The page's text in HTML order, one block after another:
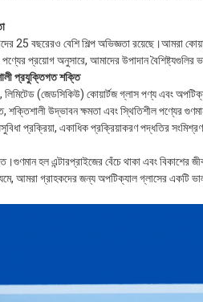
25 বছরেরও বেশি শিল্প অভিজ্ঞতা রয়েছে।আমরা
পণ্যের প্রয়োগ অনুসারে, আমাদের উপাদান
প্রযুক্তিগত শক্তি
লিমিটেড (জেডসিকিউ) কোয়ার্টজ গ্লাস পণ্য এবং
উদ্ভাবন ক্ষমতা এবং স্থিতিশীল পণ্যের
প্রক্রিয়া, একাধিক প্রক্রিয়াকরণ পদ্ধতির
হল এন্টারপ্রাইজের বেঁচে থাকা এবং
আমরা গ্রাহকদের জন্য অপটিক্যাল গ্লাসের একটি ভাল